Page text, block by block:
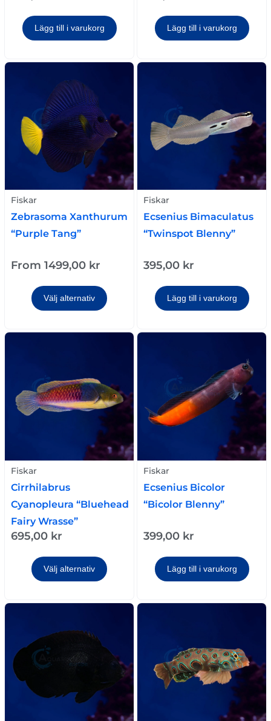
Lägg till i varukorg Lägg till i varukorg
Zebrasoma Xanthurum
“Purple Tang”
From 1499,00 kr
Välj alternativ
Fiskar
Ecsenius Bimaculatus
“Twinspot Blenny”
395,00 kr
Lägg till i varukorg
Fiskar
Cirrhilabrus
Cyanopleura “Bluehead
Fairy Wrasse”
695,00 kr
Välj alternativ
Fiskar
Ecsenius Bicolor
“Bicolor Blenny”
399,00 kr
Lägg till i varukorg
Fiskar